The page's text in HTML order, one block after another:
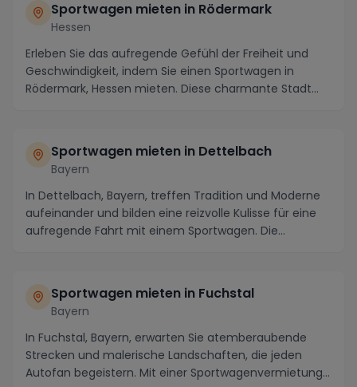
Sportwagen mieten in Rödermark
Hessen
Erleben Sie das aufregende Gefühl der Freiheit und
Geschwindigkeit, indem Sie einen Sportwagen in
Rödermark, Hessen mieten. Diese charmante Stadt
Sportwagen mieten in Dettelbach
Bayern
In Dettelbach, Bayern, treffen Tradition und Moderne
aufeinander und bilden eine reizvolle Kulisse für eine
aufregende Fahrt mit einem Sportwagen. Die...
Sportwagen mieten in Fuchstal
Bayern
In Fuchstal, Bayern, erwarten Sie atemberaubende
Strecken und malerische Landschaften, die jeden
Autofan begeistern. Mit einer Sportwagenvermietung